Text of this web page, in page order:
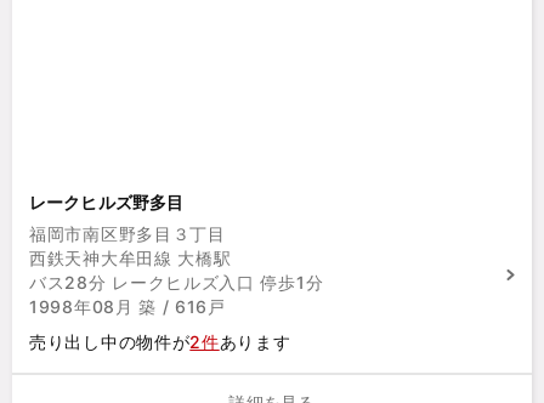
レークヒルズ野多目
福岡市南区野多目３丁目
西鉄天神大牟田線 大橋駅
バス28分 レークヒルズ入口 停歩1分
1998年08月 築 / 616戸
売り出し中の物件が2件あります